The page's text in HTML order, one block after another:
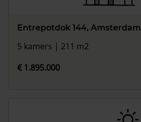
Entrepotdok 144, Amsterdam
5 kamers | 211 m2
€ 1.895.000